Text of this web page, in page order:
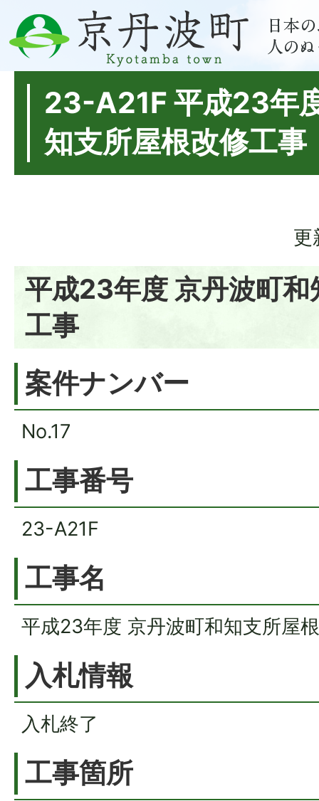
23-A21F 平成23年
知支所屋根改修工事
更
平成23年度 京丹波町和
工事
案件ナンバー
No.17
工事番号
23-A21F
工事名
平成23年度 京丹波町和知支所屋
入札情報
入札終了
工事箇所